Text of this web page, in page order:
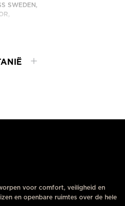
SWEDEN,
voor comfort, veiligheid en
en openbare ruimtes over de hele